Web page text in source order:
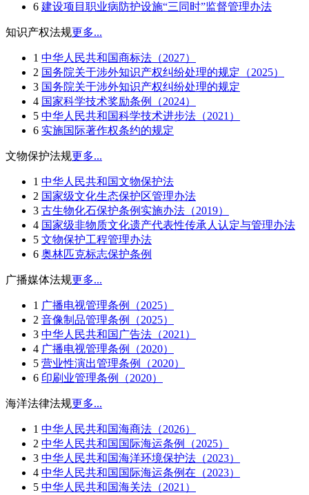
6 建设项目职业病防护设施“三同时”监督管理办法
知识产权法规更多...
1 中华人民共和国商标法（2027）
2 国务院关于涉外知识产权纠纷处理的规定（2025）
3 国务院关于涉外知识产权纠纷处理的规定
4 国家科学技术奖励条例（2024）
5 中华人民共和国科学技术进步法（2021）
6 实施国际著作权条约的规定
文物保护法规更多...
1 中华人民共和国文物保护法
2 国家级文化生态保护区管理办法
3 古生物化石保护条例实施办法（2019）
4 国家级非物质文化遗产代表性传承人认定与管理办法
5 文物保护工程管理办法
6 奥林匹克标志保护条例
广播媒体法规更多...
1 广播电视管理条例（2025）
2 音像制品管理条例（2025）
3 中华人民共和国广告法（2021）
4 广播电视管理条例（2020）
5 营业性演出管理条例（2020）
6 印刷业管理条例（2020）
海洋法律法规更多...
1 中华人民共和国海商法（2026）
2 中华人民共和国国际海运条例（2025）
3 中华人民共和国海洋环境保护法（2023）
4 中华人民共和国国际海运条例在（2023）
5 中华人民共和国海关法（2021）